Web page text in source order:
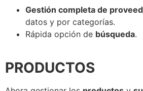
Gestión completa de
datos y por categorías.
Rápida opción de búsqueda.
PRODUCTOS